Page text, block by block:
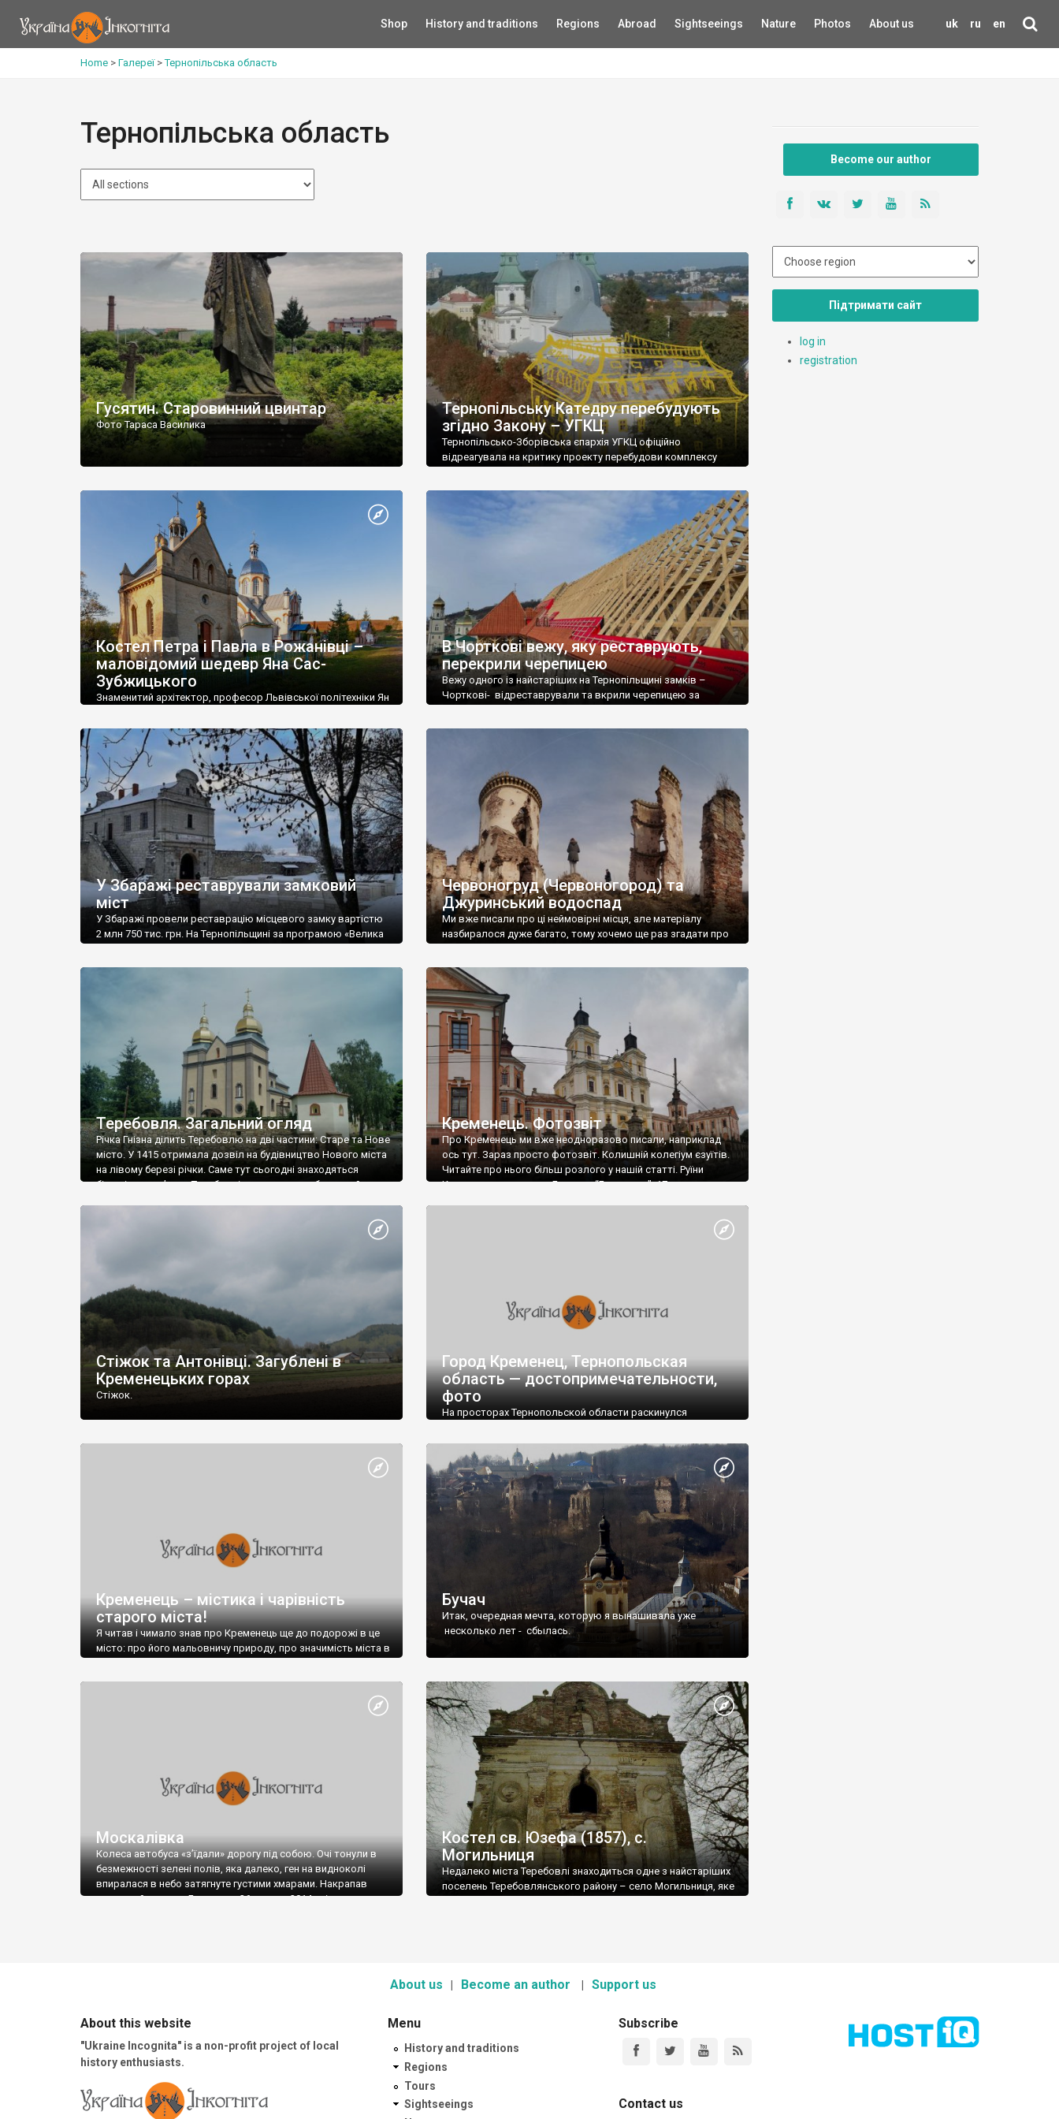
uk ru en
Shop History and traditions Regions Abroad Sightseeings Nature Photos About us
Home > Галереї>Тернопільська область
Тернопільська область
Гусятин. Старовинний цвинтар
Фото Тараса Василика
Тернопільську Катедру перебудують
згідно Закону – УГКЦ
Тернопільсько-Зборівська єпархія УГКЦ офіційно
відреагувала на критику проекту перебудови комплексу
проектом «реставрації» пам’ятки культури національного
значення планується добудувати додатковий мансардовий
поверх на корпусі колишнього монастиря домініканців, що
входить до комплексу Катедри. Також нагадаємо, що сам
термін “реставрація” передбачає виключно відтворення
Костел Петра і Павла в Рожанівці –
маловідомий шедевр Яна Сас-
Зубжицького
Знаменитий архітектор, професор Львівської політехніки Ян
храмів, у 15 храмах ним здійснено перебудови. Був також
автором житлових і громадських споруд. Усього він
створив більш ніж 120 сакральних та світських споруд.
Найвідомішим з його дітищ є храм Матері Божої, Святого
Розарію і Святого Станіслава (він ж Домініканський костел)
[…]
В Чорткові вежу, яку реставрують,
перекрили черепицею
Вежу одного із найстаріших на Тернопільщині замків –
Чорткові- відреставрували та вкрили черепицею за
Спеціалісти-реставратори з Кам’янець-Подільського
консультують наших будівельників в облаштуванні
консерваційного даху площею у 2 200 кв. м. […]
У Збаражі реставрували замковий
міст
У Збаражі провели реставрацію місцевого замку вартістю
2 млн 750 тис. грн. На Тернопільщині за програмою «Велика
Мазепа та Петро І. Довідка: Всього до переліку «Великої
реставрації» увійшли 16 проєктів, які стосуються […]
Червоногруд (Червоногород) та
Джуринський водоспад
Ми вже писали про ці неймовірні місця, але матеріалу
назбиралося дуже багато, тому хочемо ще раз згадати про
костьол Вознесіння Діви Марії. Джуринський водоспад.
Теребовля. Загальний огляд
Річка Гнізна ділить Теребовлю на дві частини: Старе та Нове
місто. У 1415 отримала дозвіл на будівництво Нового міста
на лівому березі річки. Саме тут сьогодні знаходяться
більшість пам’яток Теребовлі, серед яких є оборонний
“Просвіта”, “Сокіл” та ін. Прогулянку центру місто почнемо
Кременець. Фотозвіт
Про Кременець ми вже неодноразово писали, наприклад
ось тут. Зараз просто фотозвіт. Колишній колегіум єзуїтів.
Читайте про нього більш розлого у нашій статті. Руїни
Кременецького замку. Будинок “Близнюки”. 17 ст.
церква. Заснована у 1538 році. Воздвиженська церква. 1887
Стіжок та Антонівці. Загублені в
Кременецьких горах
Стіжок.
Город Кременец, Тернопольская
область — достопримечательности,
фото
На просторах Тернопольской области раскинулся
важных магистрали, две из которых международного
значения.
Кременець – містика і чарівність
старого міста!
Я читав і чимало знав про Кременець ще до подорожі в це
місто: про його мальовничу природу, про значимість міста в
Бучач
Итак, очередная мечта, которую я вынашивала уже
несколько лет - сбылась.
Москалівка
Колеса автобуса «з’їдали» дорогу під собою. Очі тонули в
безмежності зелені полів, яка далеко, ген на видноколі
впиралася в небо затягнуте густими хмарами. Накрапав
легенький дощик… Був ранок 26 червня 2014 р. і ми вперше
Костел св. Юзефа (1857), с.
Могильниця
Недалеко міста Теребовлі знаходиться одне з найстаріших
поселень Теребовлянського району – село Могильниця, яке
Become our author
Підтримати сайт
log in
registration
About us Become an author Support us
About this website
"Ukraine Incognita" is a non-profit project of local
history enthusiasts.
Menu
History and traditions
Regions
Tours
Sightseeings
Subscribe
Contact us